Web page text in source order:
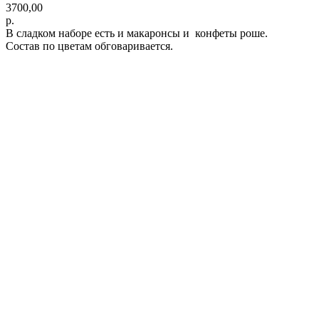
3700,00
р.
В сладком наборе есть и макаронсы и конфеты роше.
Состав по цветам обговаривается.